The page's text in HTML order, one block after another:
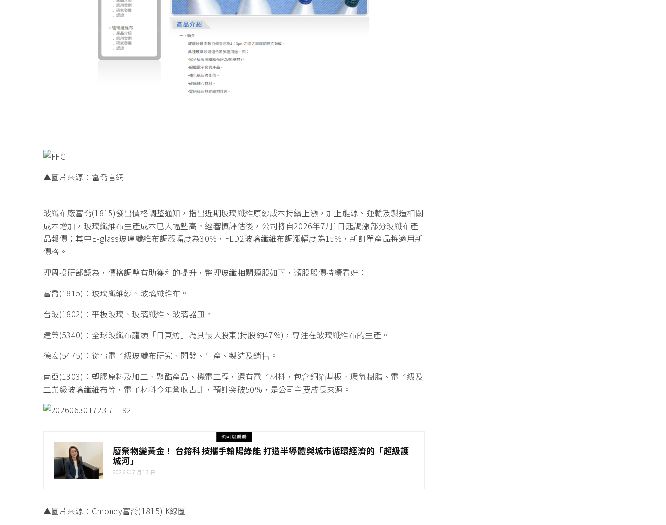
▲圖片來源：富喬官網
玻纖布廠富喬(1815)發出價格調整通知，指出近期玻璃纖維原紗成本持續上漲，加上能源、運輸及製造相關
成本增加，玻璃纖維布生產成本已大幅墊高。經審慎評估後，公司將自2026年7月1日起調漲部分玻纖布產
品報價；其中E-glass玻璃纖維布調漲幅度為30%，FLD2玻璃纖維布調漲幅度為15%，新訂單產品將適用新
價格。
理周投研部認為，價格調整有助獲利的提升，整理玻纖相關類股如下，類股股價持續看好：
富喬(1815)：玻璃纖維紗、玻璃纖維布。
台玻(1802)：平板玻璃、玻璃纖維、玻璃器皿。
建榮(5340)：全球玻纖布龍頭「日東紡」為其最大股東(持股約47%)，專注在玻璃纖維布的生產。
德宏(5475)：從事電子級玻纖布研究、開發、生產、製造及銷售。
南亞(1303)：塑膠原料及加工、聚酯產品、機電工程，還有電子材枓，包含銅箔基板、環氧樹脂、電子級及
工業級玻璃纖維布等，電子材料今年營收占比，預計突破50%，是公司主要成長來源。
也可以看看
廢棄物變黃金！ 台鎔科技攜手翰陽綠能 打造半導體與城市循環經濟的「超級護
城河」
2026 年 7 月 13 日
▲圖片來源：Cmoney富喬(1815) K線圖